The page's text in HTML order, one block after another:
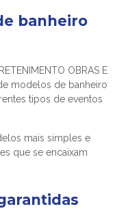
banheiro
OBRAS E
modelos de banheiro
tipos de eventos
mais simples e
que se encaixam